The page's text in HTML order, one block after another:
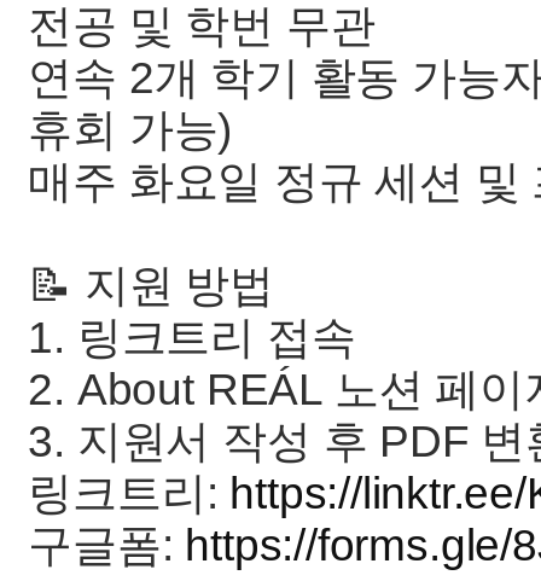
전공 및 학번 무관
연속 2개 학기 활동 가능
휴회 가능)
매주 화요일 정규 세션 및
📝 지원 방법
1. 링크트리 접속
2. About REÁL 노션 페
3. 지원서 작성 후 PDF
링크트리: https://
구글폼: https://forms.gle/